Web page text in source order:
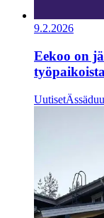
9.2.2026
Eekoo on
työpaikoista
Uutiset